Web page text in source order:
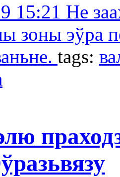
15:21 Не
зоны эўра
tags: